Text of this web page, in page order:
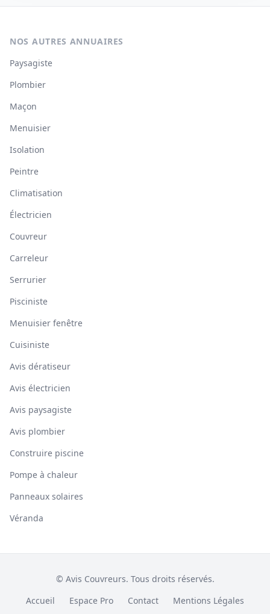
NOS AUTRES ANNUAIRES
Paysagiste
Plombier
Maçon
Menuisier
Isolation
Peintre
Climatisation
Électricien
Couvreur
Carreleur
Serrurier
Pisciniste
Menuisier fenêtre
Cuisiniste
Avis dératiseur
Avis électricien
Avis paysagiste
Avis plombier
Construire piscine
Pompe à chaleur
Panneaux solaires
Véranda
© Avis Couvreurs. Tous droits réservés.
Accueil
Espace Pro Contact Mentions Légales